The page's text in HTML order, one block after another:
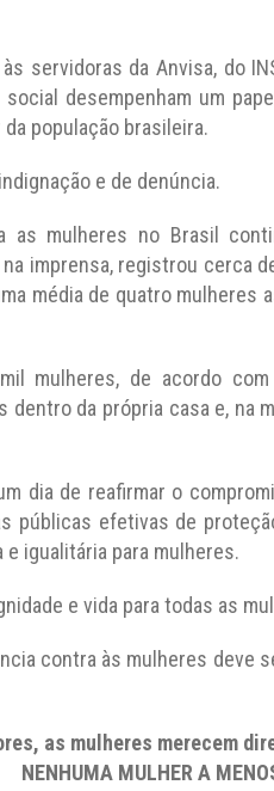
servidoras da Anvisa, do
desempenham um
população brasileira.
e de denúncia.
as mulheres no Brasil
imprensa, registrou cerca
média de quatro mulheres
mulheres, de acordo
da própria casa e, na
dia de reafirmar o
públicas efetivas de
igualitária para mulheres.
e vida para todas as
contra às mulheres deve
as mulheres merecem
NENHUMA MULHER A